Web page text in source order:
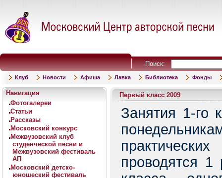
Поиск:
Клуб Новости Афиша Лавка Библиотека Фонды
Навигация
Фотогалереи
Статьи
Рассказы
Московский конкурс
Межвузовский клуб
студенческой песни и
Межвузовский фестиваль
АП
Московский детско-
юношеский фестиваль
Первый класс 2009
Занятия 1-го
проводятся